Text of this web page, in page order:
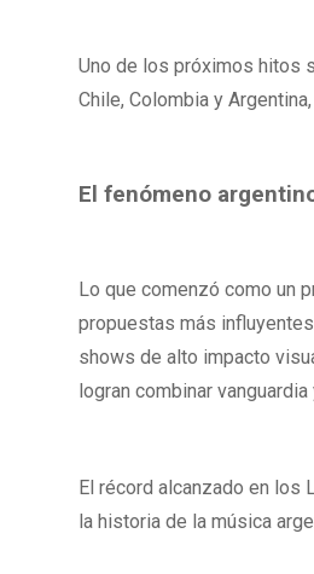
Uno de los próximos hitos
Chile, Colombia y
El fenómeno
Lo que comenzó como un
propuestas más
shows de alto impacto
logran combinar vanguardia
El récord alcanzado en los
la historia de la música